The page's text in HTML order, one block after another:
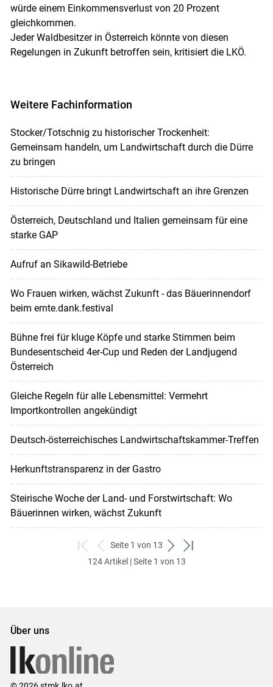
würde einem Einkommensverlust von 20 Prozent
gleichkommen.
Jeder Waldbesitzer in Österreich könnte von diesen
Regelungen in Zukunft betroffen sein, kritisiert die LKÖ.
Weitere Fachinformation
Stocker/Totschnig zu historischer Trockenheit:
Gemeinsam handeln, um Landwirtschaft durch die Dürre
zu bringen
Historische Dürre bringt Landwirtschaft an ihre Grenzen
Österreich, Deutschland und Italien gemeinsam für eine
starke GAP
Aufruf an Sikawild-Betriebe
Wo Frauen wirken, wächst Zukunft - das Bäuerinnendorf
beim ernte.dank.festival
Bühne frei für kluge Köpfe und starke Stimmen beim
Bundesentscheid 4er-Cup und Reden der Landjugend
Österreich
Gleiche Regeln für alle Lebensmittel: Vermehrt
Importkontrollen angekündigt
Deutsch-österreichisches Landwirtschaftskammer-Treffen
Herkunftstransparenz in der Gastro
Steirische Woche der Land- und Forstwirtschaft: Wo
Bäuerinnen wirken, wächst Zukunft
zum
ersten
zurück
zum
Seite 1 von 13
weiter
zum
zum
124 Artikel | Seite 1 von 13
Über uns